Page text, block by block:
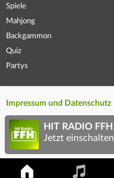
Spiele
Mahjong
Backgammon
Quiz
Partys
Impressum und Datenschutz
HIT RADIO FFH
Jetzt einschalten